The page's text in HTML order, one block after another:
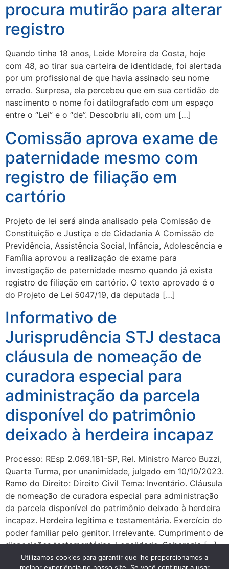
procura mutirão para alterar
registro
Quando tinha 18 anos, Leide Moreira da Costa, hoje
com 48, ao tirar sua carteira de identidade, foi alertada
por um profissional de que havia assinado seu nome
errado. Surpresa, ela percebeu que em sua certidão de
nascimento o nome foi datilografado com um espaço
entre o “Lei” e o “de”. Descobriu ali, com um […]
Comissão aprova exame de
paternidade mesmo com
registro de filiação em
cartório
Projeto de lei será ainda analisado pela Comissão de
Constituição e Justiça e de Cidadania A Comissão de
Previdência, Assistência Social, Infância, Adolescência e
Família aprovou a realização de exame para
investigação de paternidade mesmo quando já exista
registro de filiação em cartório. O texto aprovado é o
do Projeto de Lei 5047/19, da deputada […]
Informativo de
Jurisprudência STJ destaca
cláusula de nomeação de
curadora especial para
administração da parcela
disponível do patrimônio
deixado à herdeira incapaz
Processo: REsp 2.069.181-SP, Rel. Ministro Marco Buzzi,
Quarta Turma, por unanimidade, julgado em 10/10/2023.
Ramo do Direito: Direito Civil Tema: Inventário. Cláusula
de nomeação de curadora especial para administração
da parcela disponível do patrimônio deixado à herdeira
incapaz. Herdeira legítima e testamentária. Exercício do
poder familiar pelo genitor. Irrelevante. Cumprimento de
disposições testamentárias. Legalidade. Soberania […]
Utilizamos cookies para garantir que lhe proporcionamos a